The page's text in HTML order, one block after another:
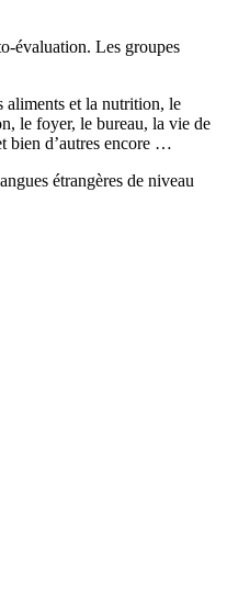
évaluation. Les groupes
aliments et la nutrition, le
le foyer, le bureau, la vie de
bien d’autres encore …
étrangères de niveau